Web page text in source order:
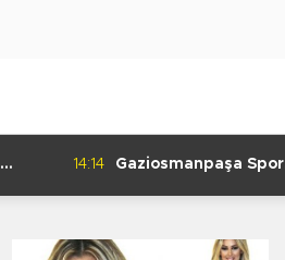
14:14
Gaziosmanpaşa Spor